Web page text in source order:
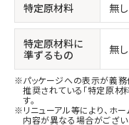
特定原材料 無し
特定原材料に
準ずるもの
無し
パッケージへの表示が義務
推奨されている「特定原材
す。
リニューアル等により、ホ
内容が異なる場合がござい